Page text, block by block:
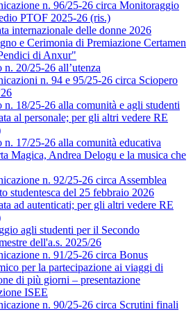
n. 96/25-26 circa Monitoraggio
PTOF 2025-26 (ris.)
internazionale delle donne 2026
e Cerimonia di Premiazione Certamen
di Anxur"
n. 20/25-26 all’utenza
n. 94 e 95/25-26 circa Sciopero
n. 18/25-26 alla comunità e agli studenti
al personale; per gli altri vedere RE
n. 17/25-26 alla comunità educativa
Magica, Andrea Delogu e la musica che
n. 92/25-26 circa Assemblea
studentesca del 25 febbraio 2026
ad autenticati; per gli altri vedere RE
agli studenti per il Secondo
dell'a.s. 2025/26
n. 91/25-26 circa Bonus
per la partecipazione ai viaggi di
di più giorni – presentazione
ISEE
n. 90/25-26 circa Scrutini finali